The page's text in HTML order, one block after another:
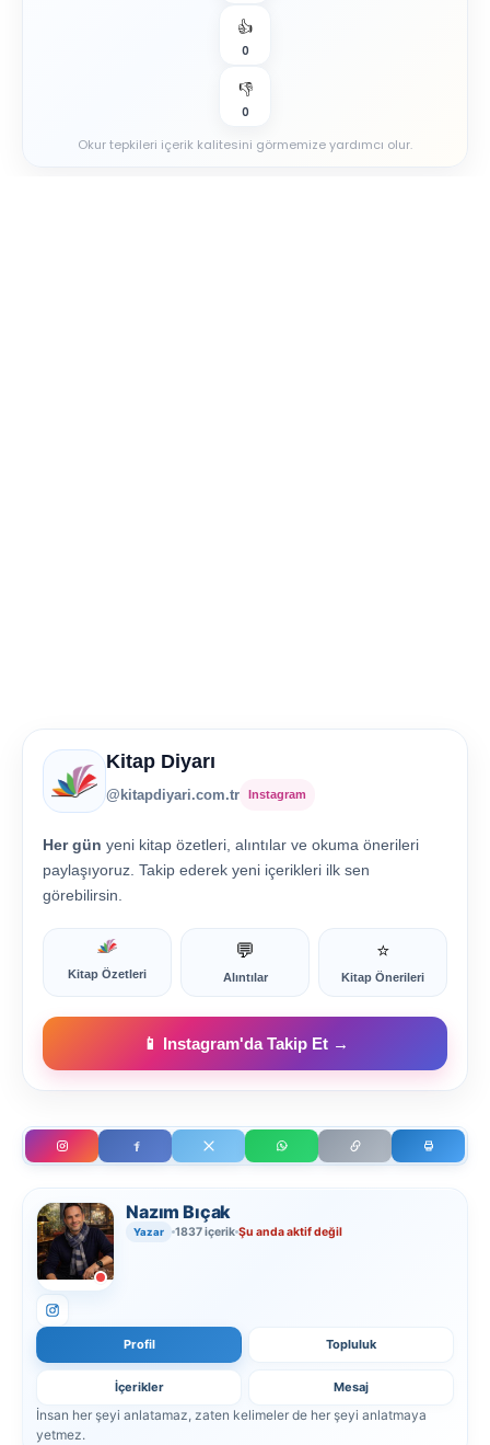
👍
0
👎
0
Okur tepkileri içerik kalitesini görmemize yardımcı olur.
Kitap Diyarı
@kitapdiyari.com.tr Instagram
Her gün yeni kitap özetleri, alıntılar ve okuma önerileri
paylaşıyoruz. Takip ederek yeni içerikleri ilk sen
görebilirsin.
Kitap Özetleri
💬
Alıntılar
⭐
Kitap Önerileri
📱 Instagram'da Takip Et →
Nazım Bıçak
Yazar 1837 içerik Şu anda aktif değil
Profil Topluluk
İçerikler Mesaj
İnsan her şeyi anlatamaz, zaten kelimeler de her şeyi anlatmaya
yetmez.